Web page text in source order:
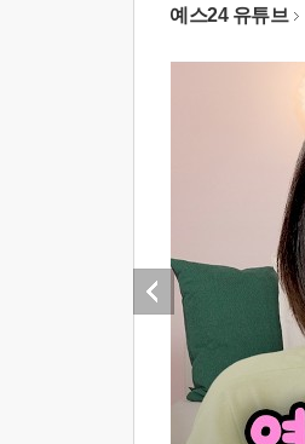
예스24 유튜브